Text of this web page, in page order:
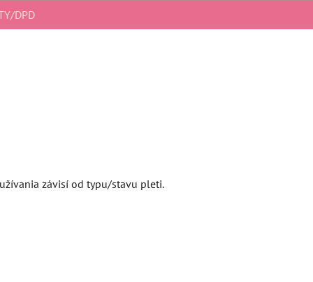
DPD
závisí od typu/stavu pleti.